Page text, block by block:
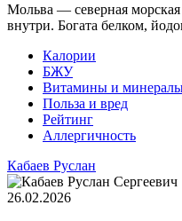
Мольва — северная
внутри. Богата белком,
Калории
БЖУ
Витамины и
Польза и вред
Рейтинг
Аллергичность
Кабаев Руслан
26.02.2026